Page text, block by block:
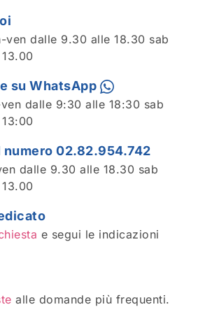
ven dalle 9.30 alle 18.30 sab
su WhatsApp
dalle 9:30 alle 18:30 sab
02.82.954.742
dalle 9.30 alle 18.30 sab
e segui le indicazioni
alle domande più frequenti.